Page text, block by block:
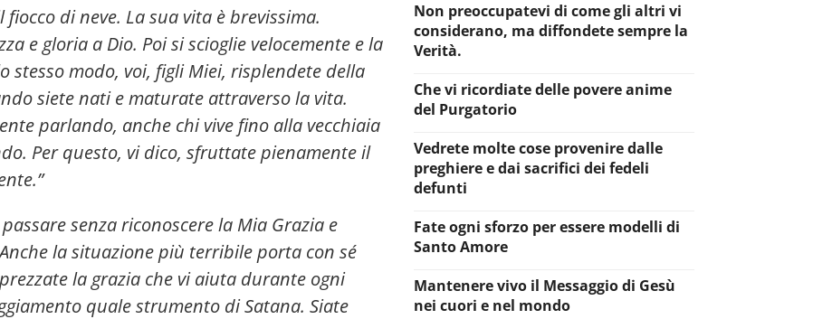
fiocco di neve. La sua vita è brevissima.
e gloria a Dio. Poi si scioglie velocemente e la
stesso modo, voi, figli Miei, risplendete della
siete nati e maturate attraverso la vita.
parlando, anche chi vive fino alla vecchiaia
Per questo, vi dico, sfruttate pienamente il
senza riconoscere la Mia Grazia e
la situazione più terribile porta con sé
la grazia che vi aiuta durante ogni
quale strumento di Satana. Siate
Non preoccupatevi di come gli altri vi
considerano, ma diffondete sempre la
Verità.
Che vi ricordiate delle povere anime
del Purgatorio
Vedrete molte cose provenire dalle
preghiere e dai sacrifici dei fedeli
defunti
Fate ogni sforzo per essere modelli di
Santo Amore
Mantenere vivo il Messaggio di Gesù
nei cuori e nel mondo